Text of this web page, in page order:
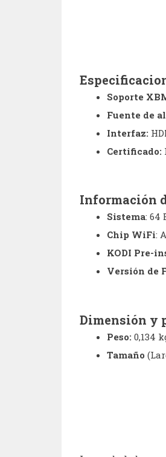
Soporte
Fuente de
Interfaz:
Certificado:
Información
Sistema: 64
Chip WiFi:
KODI Pre-
Versión de
Dimensión y
Peso: 0,134
Tamaño